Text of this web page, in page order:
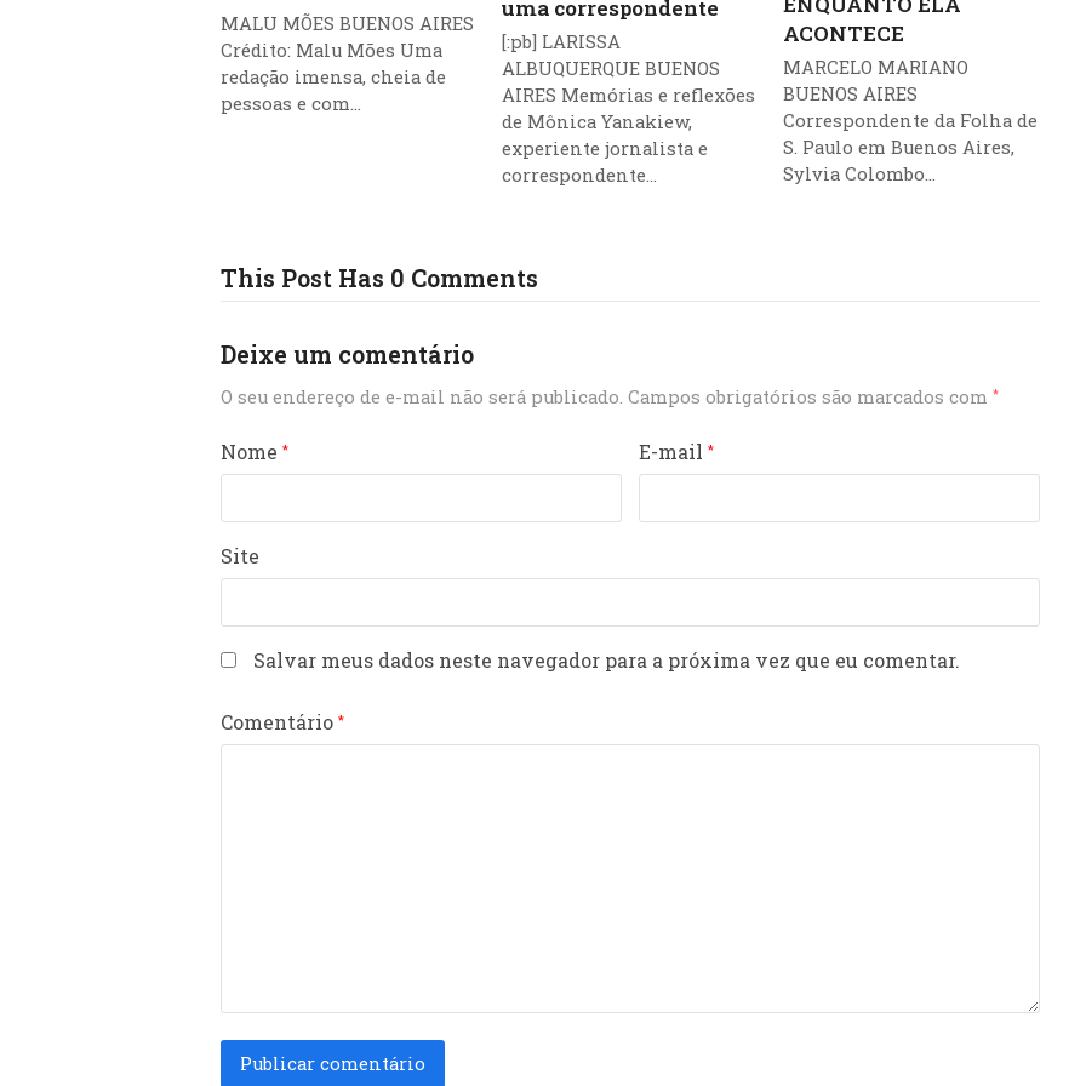
MALU MÕES BUENOS AIRES
Crédito: Malu Mões Uma
redação imensa, cheia de
pessoas e com…
uma correspondente
[:pb] LARISSA
ALBUQUERQUE BUENOS
AIRES Memórias e reflexões
de Mônica Yanakiew,
experiente jornalista e
correspondente…
ACONTECE
MARCELO MARIANO
BUENOS AIRES
Correspondente da Folha de
S. Paulo em Buenos Aires,
Sylvia Colombo…
This Post Has 0 Comments
Deixe um comentário
O seu endereço de e-mail não será publicado. Campos obrigatórios são marcados com *
Nome * E-mail *
Site
Salvar meus dados neste navegador para a próxima vez que eu comentar.
Comentário *